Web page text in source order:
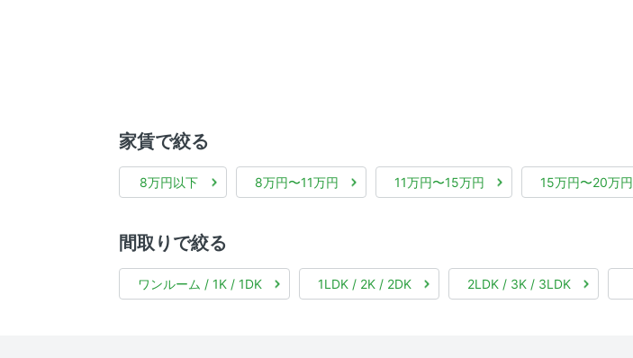
家賃で絞る
8万円以下 8万円〜11万円 11万円〜15万円 15万円〜20万円
間取りで絞る
ワンルーム / 1K / 1DK 1LDK / 2K / 2DK 2LDK / 3K / 3LDK